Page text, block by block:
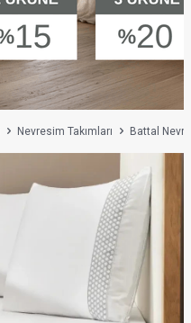
Nevresim Takımları Battal